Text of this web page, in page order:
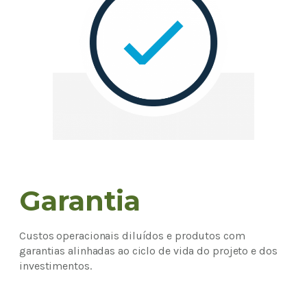
Garantia
Custos operacionais diluídos e produtos com
garantias alinhadas ao ciclo de vida do projeto e dos
investimentos.